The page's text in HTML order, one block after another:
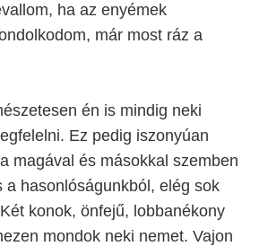
ha az enyémek
már most ráz a
én is mindig neki
Ez pedig iszonyúan
magával és másokkal szemben
a hasonlóságunkból, elég sok
konok, önfejű, lobbanékony
mondok neki nemet. Vajon